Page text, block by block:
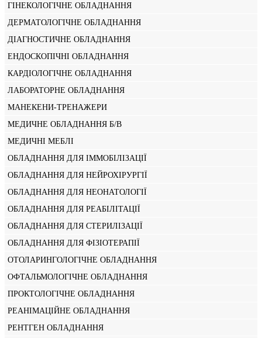
ГІНЕКОЛОГІЧНЕ ОБЛАДНАННЯ
ДЕРМАТОЛОГІЧНЕ ОБЛАДНАННЯ
ДІАГНОСТИЧНЕ ОБЛАДНАННЯ
ЕНДОСКОПІЧНІ ОБЛАДНАННЯ
КАРДІОЛОГІЧНЕ ОБЛАДНАННЯ
ЛАБОРАТОРНЕ ОБЛАДНАННЯ
МАНЕКЕНИ-ТРЕНАЖЕРИ
МЕДИЧНЕ ОБЛАДНАННЯ Б/В
МЕДИЧНІ МЕБЛІ
ОБЛАДНАННЯ ДЛЯ ІММОБІЛІЗАЦІЇ
ОБЛАДНАННЯ ДЛЯ НЕЙРОХІРУРГІЇ
ОБЛАДНАННЯ ДЛЯ НЕОНАТОЛОГІЇ
ОБЛАДНАННЯ ДЛЯ РЕАБІЛІТАЦІЇ
ОБЛАДНАННЯ ДЛЯ СТЕРИЛІЗАЦІЇ
ОБЛАДНАННЯ ДЛЯ ФІЗІОТЕРАПІЇ
ОТОЛАРИНГОЛОГІЧНЕ ОБЛАДНАННЯ
ОФТАЛЬМОЛОГІЧНЕ ОБЛАДНАННЯ
ПРОКТОЛОГІЧНЕ ОБЛАДНАННЯ
РЕАНІМАЦІЙНЕ ОБЛАДНАННЯ
РЕНТГЕН ОБЛАДНАННЯ